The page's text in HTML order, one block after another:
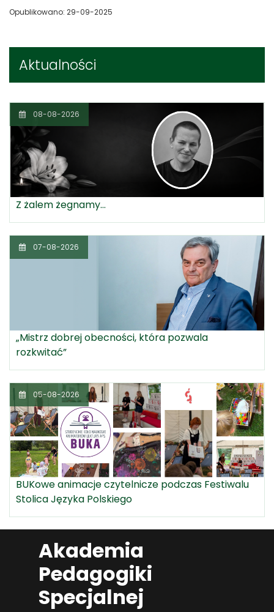
Aktualności
08-08-2026
Z żalem żegnamy...
07-08-2026
„Mistrz dobrej obecności, która pozwala
rozkwitać”
05-08-2026
BUKowe animacje czytelnicze podczas Festiwalu
Stolica Języka Polskiego
Opublikowano: 29-09-2025
Akademia
Pedagogiki
Specjalnej